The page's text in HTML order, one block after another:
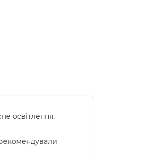
освітлення.